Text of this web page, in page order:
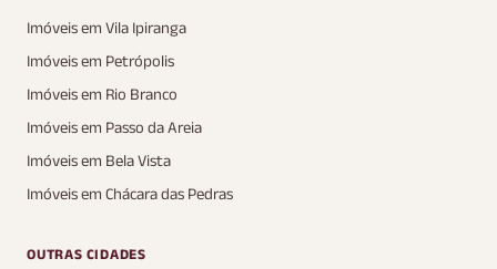
Imóveis em Vila Ipiranga
Imóveis em Petrópolis
Imóveis em Rio Branco
Imóveis em Passo da Areia
Imóveis em Bela Vista
Imóveis em Chácara das Pedras
OUTRAS CIDADES